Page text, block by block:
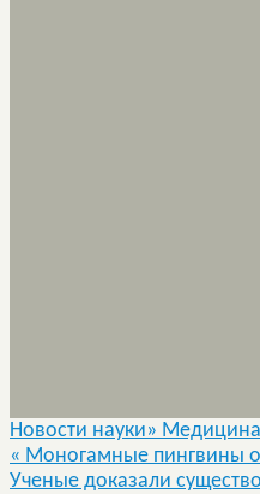
Новости науки»
« Моногамные пингвины
Ученые доказали